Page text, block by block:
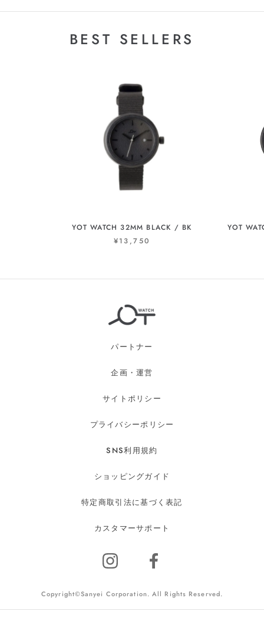
BEST SELLERS
YOT WATCH 32MM BLACK / BK
¥13,750
YOT
パートナー
企画・運営
サイトポリシー
プライバシーポリシー
SNS利用規約
ショッピングガイド
特定商取引法に基づく表記
カスタマーサポート
Copyright©Sanyei Corporation. All Rights Reserved.